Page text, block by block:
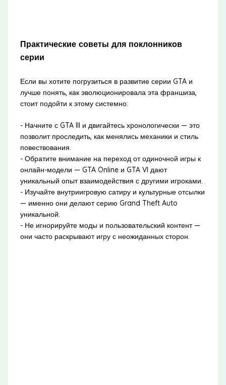
Практические советы для поклонников
серии
Если вы хотите погрузиться в развитие серии GTA и
лучше понять, как эволюционировала эта франшиза,
стоит подойти к этому системно:
- Начните с GTA III и двигайтесь хронологически — это
позволит проследить, как менялись механики и стиль
повествования.
- Обратите внимание на переход от одиночной игры к
онлайн-модели — GTA Online и GTA VI дают
уникальный опыт взаимодействия с другими игроками.
- Изучайте внутриигровую сатиру и культурные отсылки
— именно они делают серию Grand Theft Auto
уникальной.
- Не игнорируйте моды и пользовательский контент —
они часто раскрывают игру с неожиданных сторон.